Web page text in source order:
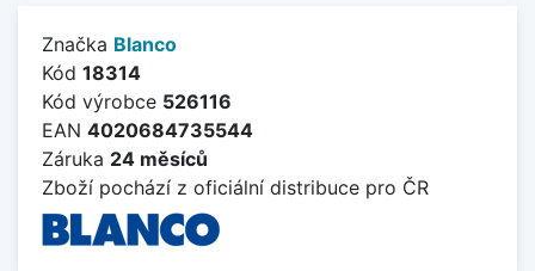
Značka Blanco
Kód 18314
Kód výrobce 526116
EAN 4020684735544
Záruka 24 měsíců
Zboží pochází z oficiální distribuce pro ČR